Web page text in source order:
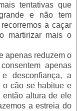
tentativas que
e não tem
a caçar
martirizar mais o
apenas reduzem o
apenas
desconfiança, a
o cão se habitue e
então altura de ele
a estreia do